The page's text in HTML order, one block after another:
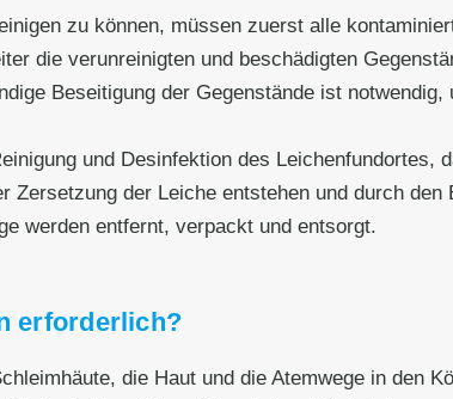
zu können, müssen zuerst alle
die verunreinigten und beschädigten
Beseitigung der Gegenstände ist
und Desinfektion des
Zersetzung der Leiche entstehen und durch
werden entfernt, verpackt und entsorgt.
erforderlich?
die Haut und die Atemwege in den